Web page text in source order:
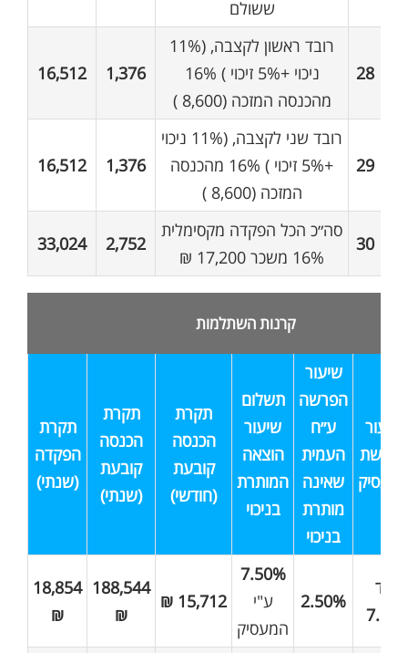
ששולם
28
רובד ראשון לקצבה, (11%
ניכוי +5% זיכוי ) 16%
מהכנסה המזכה (8,600 )
1,376
16,512
29
רובד שני לקצבה, (11% ניכוי
+5% זיכוי ) 16% מהכנסה
המזכה (8,600 )
1,376
16,512
30
סה״כ הכל הפקדה מקסימלית
16% משכר 17,200 ₪
2,752
33,024
קרנות השתלמות
שיעור
הפרשת
שיעור
הפרשה
ע״ח
העמית
שאינה
מותרת
בניכוי
תשלום
שיעור
הוצאה
המותרת
בניכוי
תקרת
הכנסה
קובעת
(חודשי)
תקרת
הכנסה
קובעת
(שנתי)
תקרת
הפקדה
(שנתי)
עד
7.5%
2.50%
7.50%
ע"י
המעסיק
15,712 ₪
188,544
₪
18,854
₪